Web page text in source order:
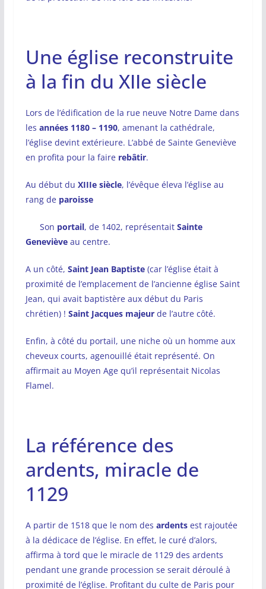
Une église reconstruite
à la fin du XIIe siècle
Lors de l’édification de la rue neuve Notre Dame dans
les années 1180 – 1190, amenant la cathédrale,
l’église devint extérieure. L’abbé de Sainte Geneviève
en profita pour la faire rebâtir.
Au début du XIIIe siècle, l’évêque éleva l’église au
rang de paroisse
Son portail, de 1402, représentait Sainte
Geneviève au centre.
A un côté, Saint Jean Baptiste (car l’église était à
proximité de l’emplacement de l’ancienne église Saint
Jean, qui avait baptistère aux début du Paris
chrétien) ! Saint Jacques majeur de l’autre côté.
Enfin, à côté du portail, une niche où un homme aux
cheveux courts, agenouillé était représenté. On
affirmait au Moyen Age qu’il représentait Nicolas
Flamel.
La référence des
ardents, miracle de
1129
A partir de 1518 que le nom des ardentsest rajoutée
à la dédicace de l’église. En effet, le curé d’alors,
affirma à tord que le miracle de 1129 des ardents
pendant une grande procession se serait déroulé à
proximité de l’église. Profitant du culte de Paris pour